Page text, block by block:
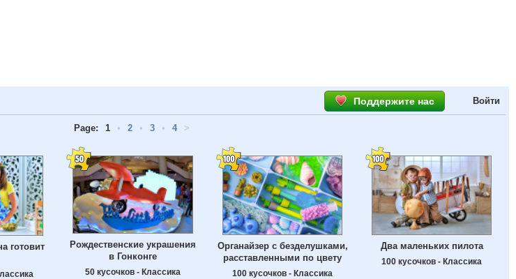
Поддержите нас Войти
Page: 1 • 2 • 3 • 4 >
готовит
Рождественские украшения
в Гонконге
50 кусочков - Классика
Органайзер с безделушками,
расставленными по цвету
100 кусочков - Классика
Два маленьких пилота
100 кусочков - Классика